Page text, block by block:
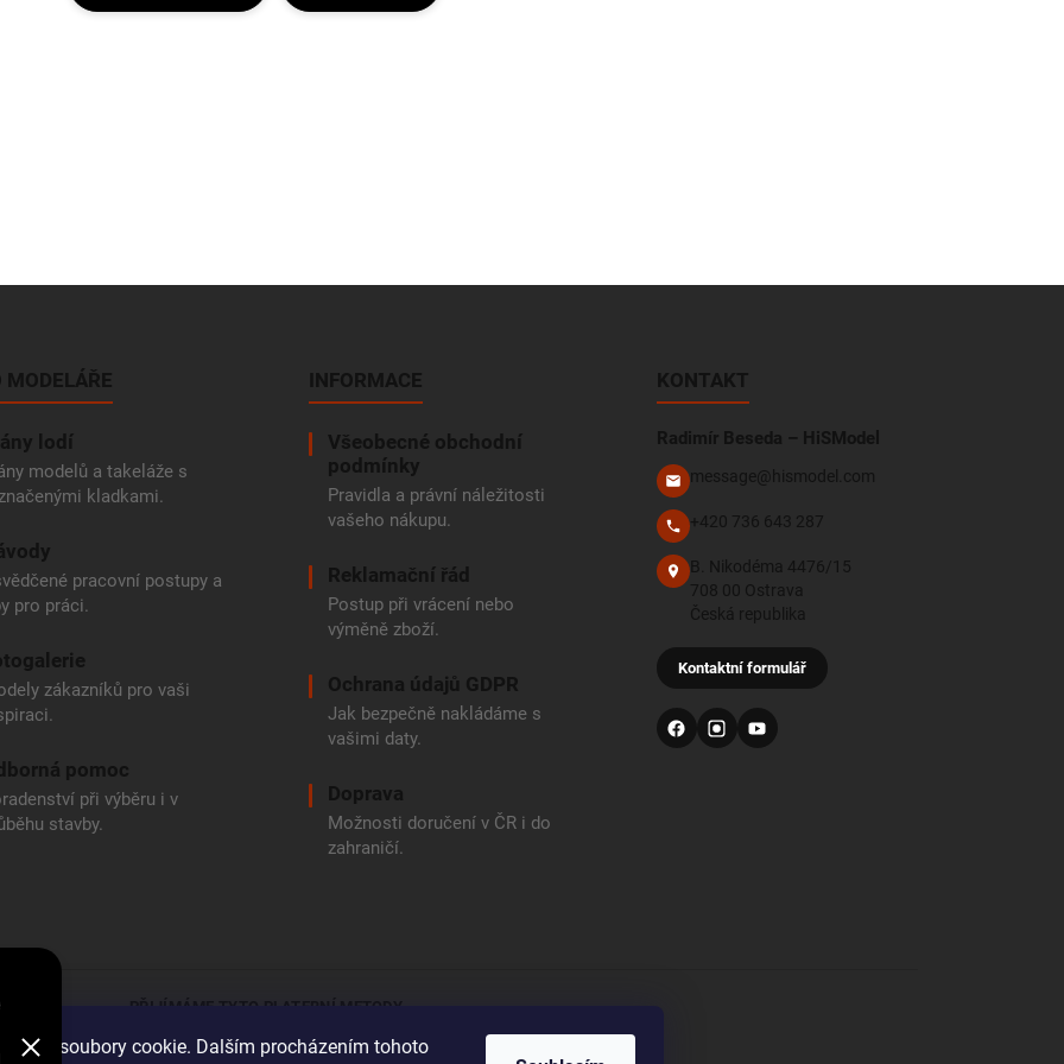
soubory cookie. Dalším procházením tohoto
MODELÁŘE
lodí
modelů a takeláže s
kladkami.
pracovní postupy a
pro práci.
zákazníků pro vaši
pomoc
při výběru i v
stavby.
INFORMACE
Všeobecné obchodní
podmínky
Pravidla a právní náležitosti
vašeho nákupu.
Reklamační řád
Postup při vrácení nebo
výměně zboží.
Ochrana údajů GDPR
Jak bezpečně nakládáme s
vašimi daty.
Doprava
Možnosti doručení v ČR i do
zahraničí.
KONTAKT
Radimír Beseda – HiSModel
message@hismodel.com
+420 736 643 287
B. Nikodéma 4476/15
708 00 Ostrava
Česká republika
Kontaktní formulář
PŘIJÍMÁME TYTO PLATEBNÍ METODY
Bankovní převod